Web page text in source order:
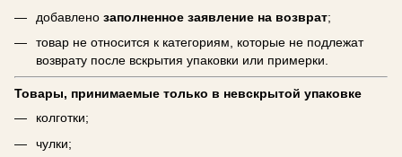
добавлено заполненное заявление на возврат;
товар не относится к категориям, которые не подлежат
возврату после вскрытия упаковки или примерки.
Товары, принимаемые только в невскрытой упаковке
колготки;
чулки;